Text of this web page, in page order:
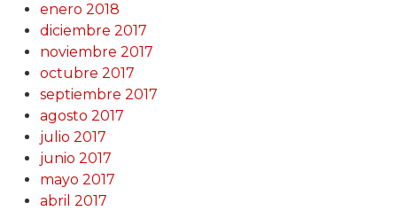
enero 2018
diciembre 2017
noviembre 2017
octubre 2017
septiembre 2017
agosto 2017
julio 2017
junio 2017
mayo 2017
abril 2017